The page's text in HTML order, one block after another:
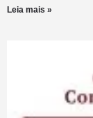
Leia mais »